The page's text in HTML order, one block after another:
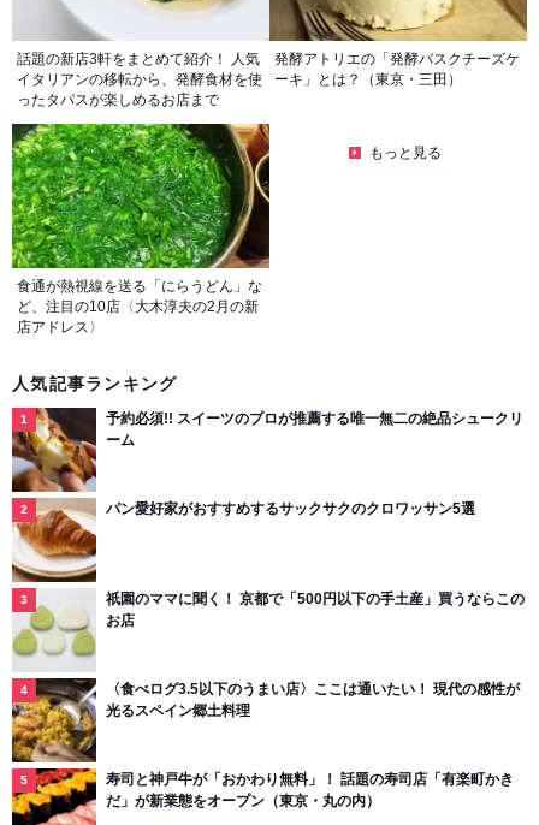
話題の新店3軒をまとめて紹介！ 人気
イタリアンの移転から、発酵食材を使
ったタパスが楽しめるお店まで
発酵アトリエの「発酵バスクチーズケ
ーキ」とは？（東京・三田）
食通が熱視線を送る「にらうどん」な
ど、注目の10店〈大木淳夫の2月の新
店アドレス〉
もっと見る
人気記事ランキング
予約必須!! スイーツのプロが推薦する唯一無二の絶品シュークリ
ーム
パン愛好家がおすすめするサックサクのクロワッサン5選
祇園のママに聞く！ 京都で「500円以下の手土産」買うならこの
お店
〈食べログ3.5以下のうまい店〉ここは通いたい！ 現代の感性が
光るスペイン郷土料理
寿司と神戸牛が「おかわり無料」！ 話題の寿司店「有楽町かき
だ」が新業態をオープン（東京・丸の内）